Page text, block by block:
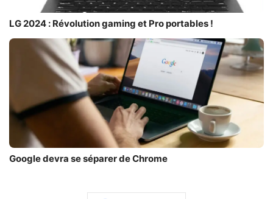
LG 2024 : Révolution gaming et Pro portables !
Google devra se séparer de Chrome